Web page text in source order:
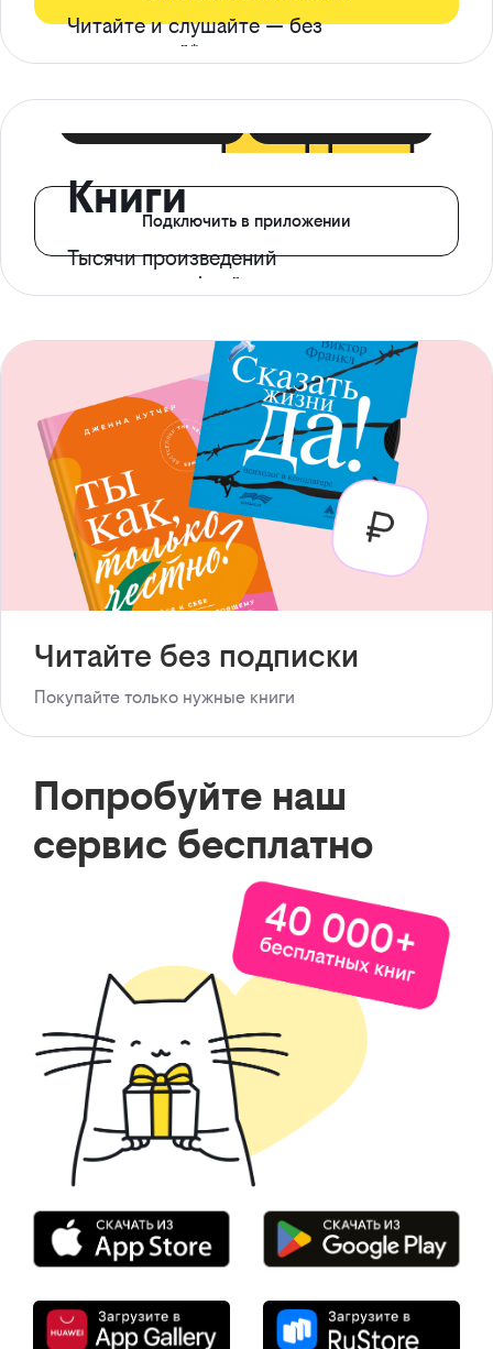
Читайте и слушайте — без
ограничений*
Книги
Тысячи произведений
с доступом офлайн
Подключить в приложении
Читайте без подписки
Покупайте только нужные книги
Попробуйте наш
сервис бесплатно